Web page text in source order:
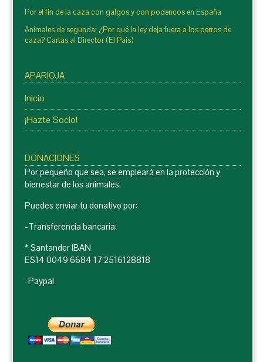
Por el fín de la caza con galgos y con podencos en España
Animales de segunda: ¿Por qué la ley deja fuera a los perros de
caza? Cartas al Director (El Pais)
APARIOJA
Inicio
¡Hazte Socio!
DONACIONES
Por pequeño que sea, se empleará en la protección y
bienestar de los animales.
Puedes enviar tu donativo por:
-Transferencia bancaria:
* Santander IBAN
ES14 0049 6684 17 2516128818
-Paypal